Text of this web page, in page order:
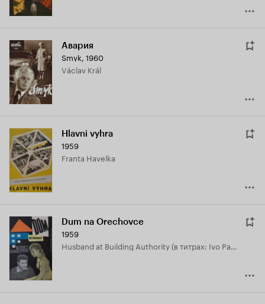
Авария
Smyk, 1960
Václav Král
Hlavni vyhra
1959
Franta Havelka
Dum na Orechovce
1959
Husband at Building Authority (в титрах: Ivo Palec)